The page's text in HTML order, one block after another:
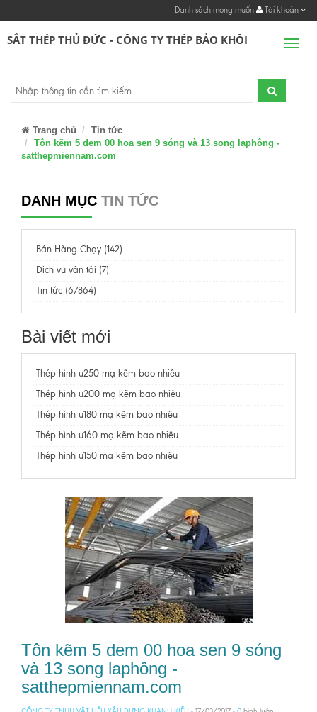
Danh sách mong muốn Tài khoản
SẮT THÉP THỦ ĐỨC - CÔNG TY THÉP BẢO KHÔI
Trang chủ
Tin tức
Tôn kẽm 5 dem 00 hoa sen 9 sóng và 13 song laphông -
satthepmiennam.com
DANH MỤC TIN TỨC
Bán Hàng Chạy (142)
Dịch vụ vận tải (7)
Tin tức (67864)
Bài viết mới
Thép hình u250 mạ kẽm bao nhiêu
Thép hình u200 mạ kẽm bao nhiêu
Thép hình u180 mạ kẽm bao nhiêu
Thép hình u160 mạ kẽm bao nhiêu
Thép hình u150 mạ kẽm bao nhiêu
Tôn kẽm 5 dem 00 hoa sen 9 sóng
và 13 song laphông -
satthepmiennam.com